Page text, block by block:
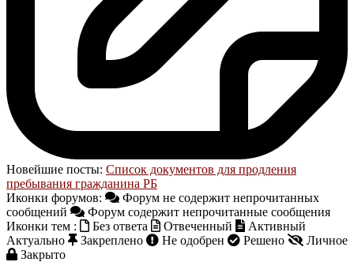
Новейшие посты: Список документов для продления
пребывания гражданина РБ
Иконки форумов:
Форум не содержит непрочитанных
сообщений
Форум содержит непрочитанные сообщения
Иконки тем :
Без ответа Отвеченный
Активный
Актуально
Закреплено Не одобрен Решено
Личное
Закрыто